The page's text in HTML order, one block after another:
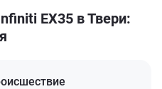
EX35 в Твери: